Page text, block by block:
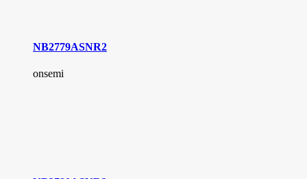
NB2779ASNR2
onsemi